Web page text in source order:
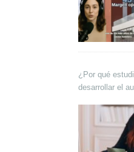
¿Por qué
desarrollar el